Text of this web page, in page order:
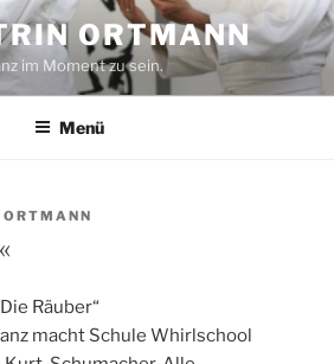
ORTMANN
im Moment zu sein.
Menü
Räuber“
macht Schule Whirlschool